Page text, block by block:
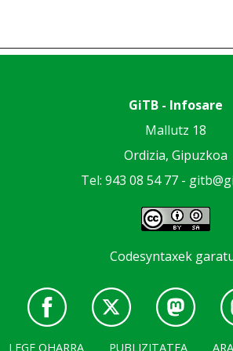
GiTB - Infosare
Mallutz 18
Ordizia, Gipuzkoa
Tel: 943 08 54 77 -
Codesyntaxek
LEGE OHARRA PUBLIZITATEA